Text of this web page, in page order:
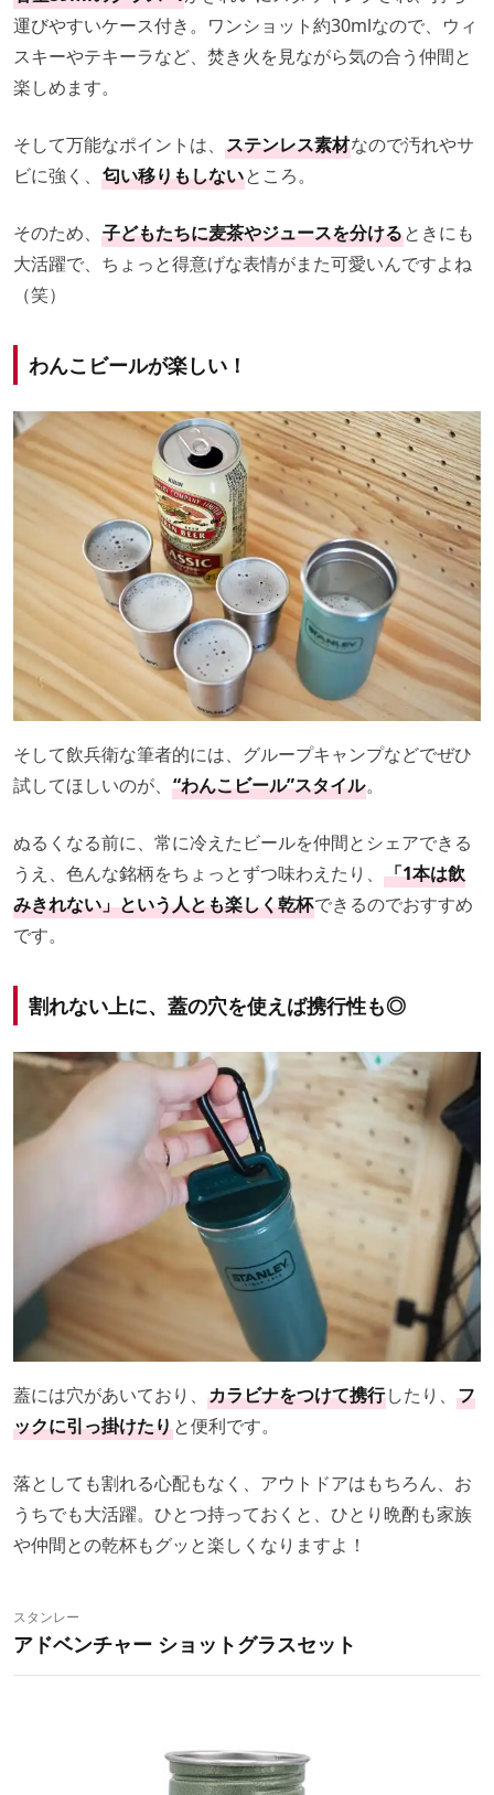
運びやすいケース付き。ワンショット約30mlなので、ウィ
スキーやテキーラなど、焚き火を見ながら気の合う仲間と
楽しめます。
そして万能なポイントは、 ステンレス素材なので汚れやサ
ビに強く、 匂い移りもしないところ。
そのため、 子どもたちに麦茶やジュースを分けるときにも
大活躍で、ちょっと得意げな表情がまた可愛いんですよね
（笑）
わんこビールが楽しい！
そして飲兵衛な筆者的には、グループキャンプなどでぜひ
試してほしいのが、 “わんこビール”スタイル。
ぬるくなる前に、常に冷えたビールを仲間とシェアできる
うえ、色んな銘柄をちょっとずつ味わえたり、 「1本は飲
みきれない」という人とも楽しく乾杯できるのでおすすめ
です。
割れない上に、蓋の穴を使えば携行性も◎
蓋には穴があいており、 カラビナをつけて携行したり、 フ
ックに引っ掛けたりと便利です。
落としても割れる心配もなく、アウトドアはもちろん、お
うちでも大活躍。ひとつ持っておくと、ひとり晩酌も家族
や仲間との乾杯もグッと楽しくなりますよ！
スタンレー
アドベンチャー ショットグラスセット